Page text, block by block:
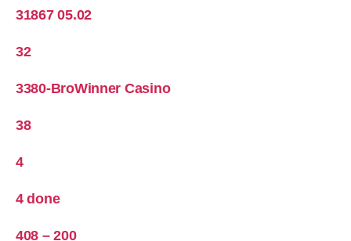
31867 05.02
32
3380-BroWinner Casino
38
4
4 done
408 – 200